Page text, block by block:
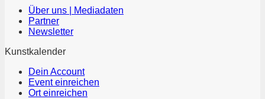
Über uns | Mediadaten
Partner
Newsletter
Kunstkalender
Dein Account
Event einreichen
Ort einreichen